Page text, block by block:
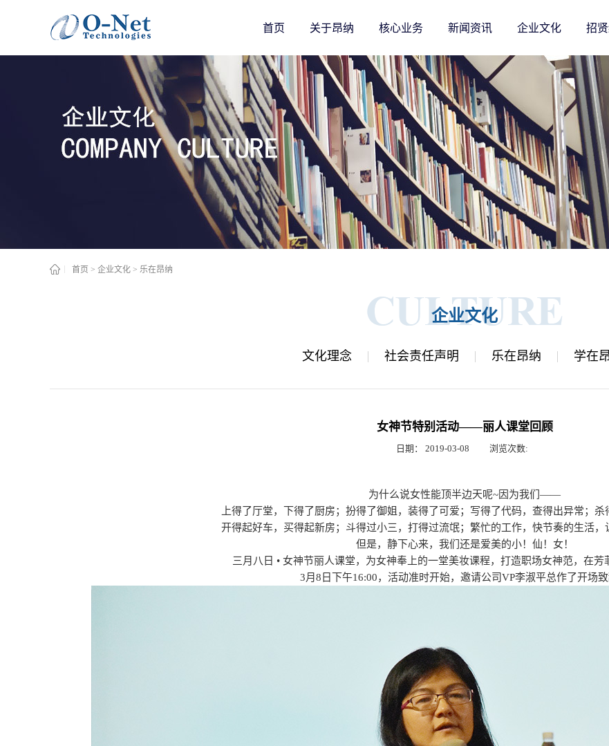
首页 关于昂纳 核心业务 新闻资讯 企业文化 招
首页 > 企业文化 > 乐在昂纳
企业文化
文化理念 社会责任声明 乐在昂纳 学在
女神节特别活动——丽人课堂回顾
日期： 2019-03-08 浏览次数:
为什么说女性能顶半边天呢~因为我们——
上得了厅堂，下得了厨房；扮得了御姐，装得了可爱；写得了代码，查得出异常；
开得起好车，买得起新房；斗得过小三，打得过流氓；繁忙的工作，快节奏的生活，
但是，静下心来，我们还是爱美的小！仙！女！
三月八日 • 女神节丽人课堂，为女神奉上的一堂美妆课程，打造职场女神范，在芳
3月8日下午16:00，活动准时开始，邀请公司VP李淑平总作了开场致